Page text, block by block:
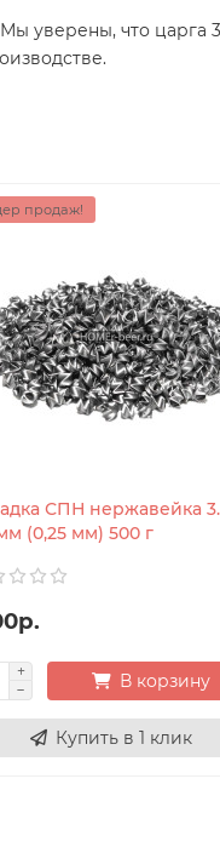
уверены, что
продаж!
СПН нержавейка
(0,25 мм) 500 г
В корзину
Купить в 1 клик